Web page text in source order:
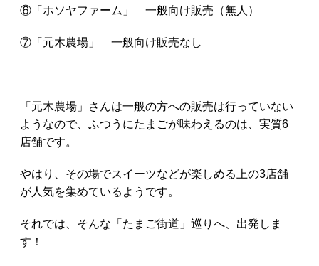
⑥「ホソヤファーム」 一般向け販売（無人）
⑦「元木農場」 一般向け販売なし
「元木農場」さんは一般の方への販売は行っていない
ようなので、ふつうにたまごが味わえるのは、実質6
店舗です。
やはり、その場でスイーツなどが楽しめる上の3店舗
が人気を集めているようです。
それでは、そんな「たまご街道」巡りへ、出発しま
す！